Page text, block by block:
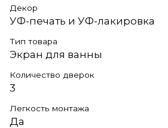
Декор
УФ-печать и УФ-лакировка
Тип товара
Экран для ванны
Количество дверок
3
Легкость монтажа
Да